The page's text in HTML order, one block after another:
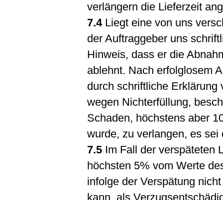
verlängern die Lieferzeit
7.4Liegt eine von uns
der Auftraggeber uns
Hinweis, dass er die
ablehnt. Nach erfolglosem
durch schriftliche Erklärung
wegen Nichterfüllung,
Schaden, höchstens aber
wurde, zu verlangen, es
7.5 Im Fall der verspäteten
höchsten 5% vom Werte
infolge der Verspätung
kann, als